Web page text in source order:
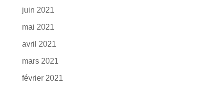
juin 2021
mai 2021
avril 2021
mars 2021
février 2021